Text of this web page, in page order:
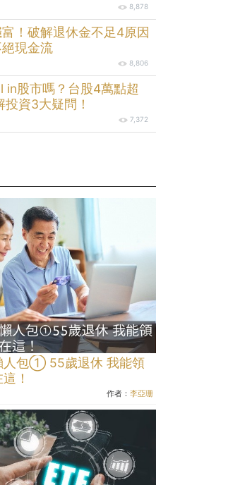
8,878
！破解退休金不足4原因
現金流
8,806
in股市嗎？台股4萬點超
資3大疑問！
7,372
人包① 55歲退休 我能領
！
作者：李亞珊